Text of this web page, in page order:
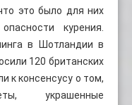
это было для них
курения.
в Шотландии в
120 британских
к консенсусу о том,
украшенные